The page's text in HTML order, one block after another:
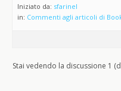
Iniziato da: sfarinel
in: Commenti agli articoli di
Stai vedendo la discussione 1